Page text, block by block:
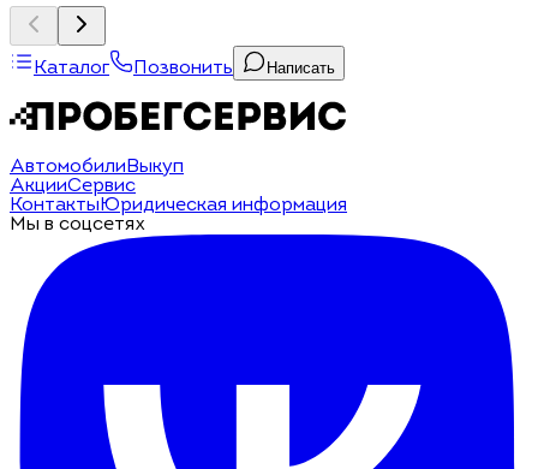
Каталог Позвонить Написать
Автомобили Выкуп
АкцииСервис
Контакты Юридическая информация
Мы в соцсетях